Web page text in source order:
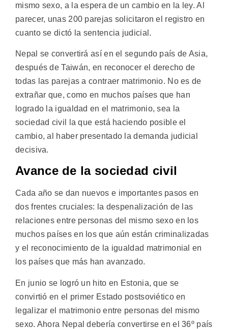
mismo sexo, a la espera de un cambio en la ley. Al
parecer, unas 200 parejas solicitaron el registro en
cuanto se dictó la sentencia judicial.
Nepal se convertirá así en el segundo país de Asia,
después de Taiwán, en reconocer el derecho de
todas las parejas a contraer matrimonio. No es de
extrañar que, como en muchos países que han
logrado la igualdad en el matrimonio, sea la
sociedad civil la que está haciendo posible el
cambio, al haber presentado la demanda judicial
decisiva.
Avance de la sociedad civil
Cada año se dan nuevos e importantes pasos en
dos frentes cruciales: la despenalización de las
relaciones entre personas del mismo sexo en los
muchos países en los que aún están criminalizadas
y el reconocimiento de la igualdad matrimonial en
los países que más han avanzado.
En junio se logró un hito en Estonia, que se
convirtió en el primer Estado postsoviético en
legalizar el matrimonio entre personas del mismo
sexo. Ahora Nepal debería convertirse en el 36º país